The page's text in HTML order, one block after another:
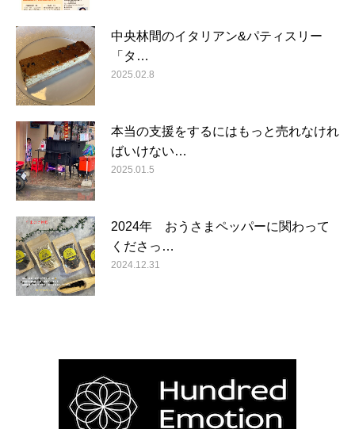
中央林間のイタリアン&パティスリー
「タ…
2025.02.8
本当の支援をするにはもっと売れなけれ
ばいけない…
2025.01.5
2024年 おうさまペッパーに関わって
くださっ…
2024.12.31